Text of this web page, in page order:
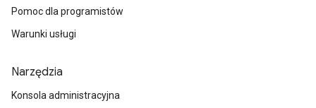
Pomoc dla programistów
Warunki usługi
Narzędzia
Konsola administracyjna